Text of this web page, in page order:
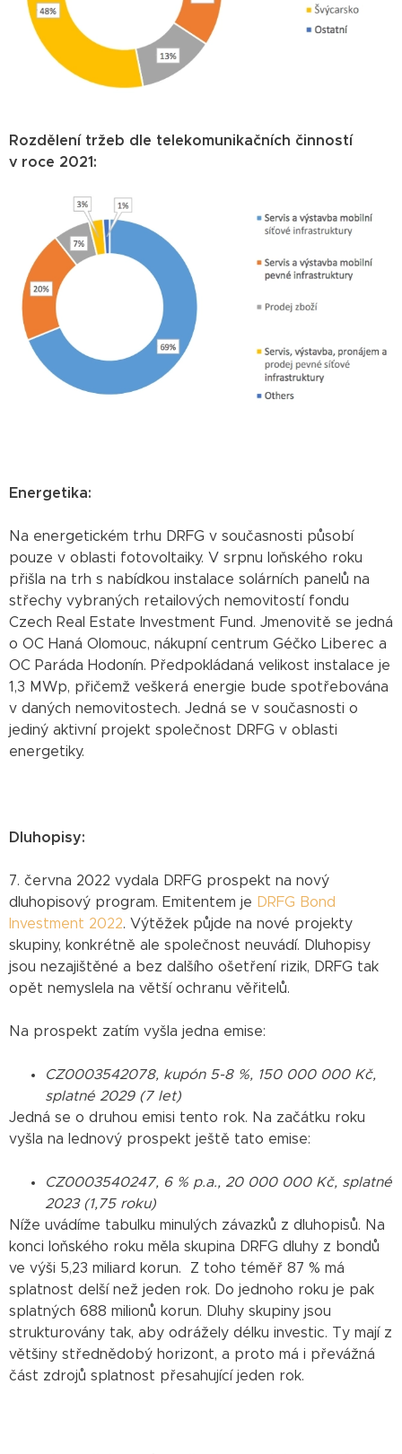
Rozdělení tržeb dle telekomunikačních činností
v roce 2021:
Energetika:
Na energetickém trhu DRFG v současnosti působí
pouze v oblasti fotovoltaiky. V srpnu loňského roku
přišla na trh s nabídkou instalace solárních panelů na
střechy vybraných retailových nemovitostí fondu
Czech Real Estate Investment Fund. Jmenovitě se jedná
o OC Haná Olomouc, nákupní centrum Géčko Liberec a
OC Paráda Hodonín. Předpokládaná velikost instalace je
1,3 MWp, přičemž veškerá energie bude spotřebována
v daných nemovitostech. Jedná se v současnosti o
jediný aktivní projekt společnost DRFG v oblasti
energetiky.
Dluhopisy:
7. června 2022 vydala DRFG prospekt na nový
dluhopisový program. Emitentem je
DRFG Bond
Investment 2022. Výtěžek půjde na nové projekty
skupiny, konkrétně ale společnost neuvádí. Dluhopisy
jsou nezajištěné a bez dalšího ošetření rizik, DRFG tak
opět nemyslela na větší ochranu věřitelů.
Na prospekt zatím vyšla jedna emise:
CZ0003542078, kupón 5-8 %, 150 000 000 Kč,
splatné 2029 (7 let)
Jedná se o druhou emisi tento rok. Na začátku roku
vyšla na lednový prospekt ještě tato emise:
CZ0003540247, 6 % p.a., 20 000 000 Kč, splatné
2023 (1,75 roku)
Níže uvádíme tabulku minulých závazků z dluhopisů. Na
konci loňského roku měla skupina DRFG dluhy z bondů
ve výši 5,23 miliard korun. Z toho téměř 87 % má
splatnost delší než jeden rok. Do jednoho roku je pak
splatných 688 milionů korun. Dluhy skupiny jsou
strukturovány tak, aby odrážely délku investic. Ty mají z
většiny střednědobý horizont, a proto má i převážná
část zdrojů splatnost přesahující jeden rok.